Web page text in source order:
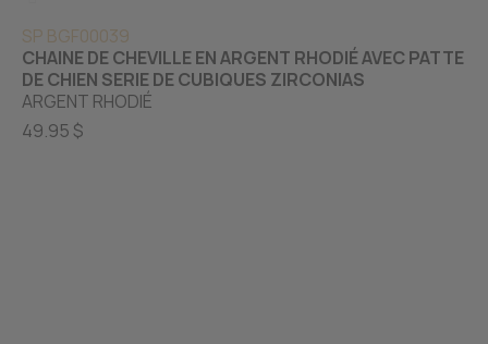
SP BGF00039
CHAINE DE CHEVILLE EN ARGENT RHODIÉ AVEC PATTE
DE CHIEN SERIE DE CUBIQUES ZIRCONIAS
ARGENT RHODIÉ
49.95 $